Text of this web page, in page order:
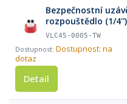
Bezpečnostní
rozpouštědlo (1/
VLC45-0005-TW
Dostupnost: na
dotaz
Detail